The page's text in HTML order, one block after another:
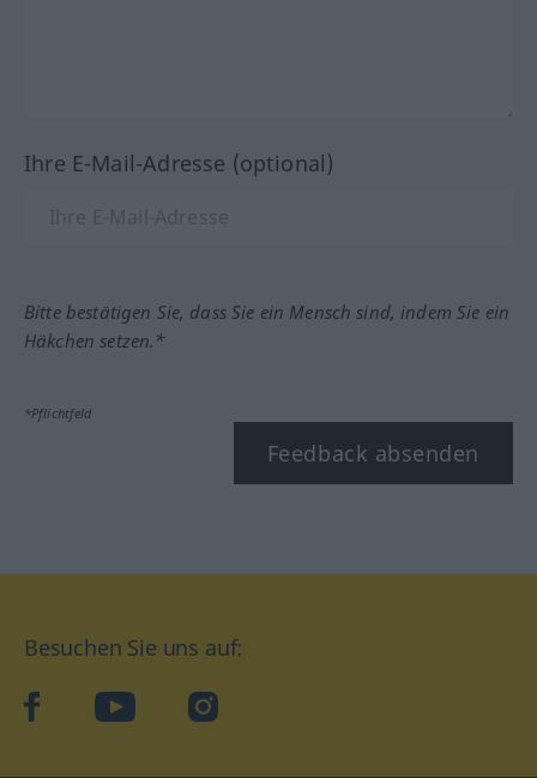
Ihre E-Mail-Adresse (optional)
Bitte bestätigen Sie, dass Sie ein Mensch sind, indem Sie ein
Häkchen setzen.*
*Pflichtfeld
Feedback absenden
Besuchen Sie uns auf:
facebookYouTube Instagram